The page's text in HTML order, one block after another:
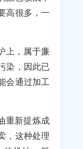
高很多，一
上，属于廉
染，因此已
会通过加工
重新提炼成
，这种处理